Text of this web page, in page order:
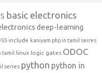
basic electronics
deep-learning
include kaniyam php in tamil seires
tamil linux logic gates ODOC
series python python in